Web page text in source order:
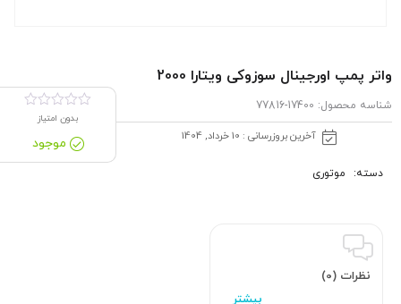
واتر پمپ اورجینال سوزوکی ویتارا 2000
شناسه محصول: 17400-77816
آخرین بروزرسانی : 10 خرداد, 1404
بدون امتیاز
موجود
دسته: موتوری
نظرات (0)